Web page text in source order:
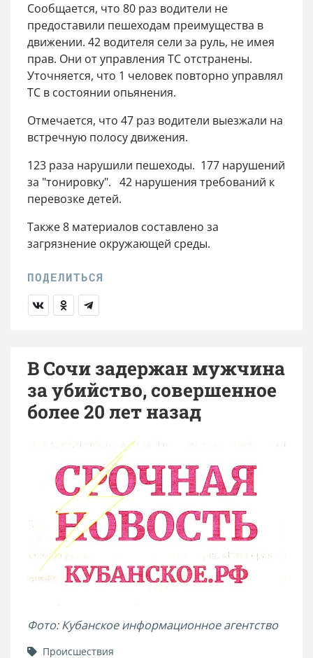
Сообщается, что 80 раз водители не
предоставили пешеходам преимущества в
движении. 42 водителя сели за руль, не имея
прав. Они от управления ТС отстранены.
Уточняется, что 1 человек повторно управлял
ТС в состоянии опьянения.
Отмечается, что 47 раз водители выезжали на
встречную полосу движения.
123 раза нарушили пешеходы. 177 нарушений
за "тонировку". 42 нарушения требований к
перевозке детей.
Также 8 материалов составлено за
загрязнение окружающей среды.
В Сочи задержан мужчина
за убийство, совершенное
более 20 лет назад
Фото: Кубанское информационное агентство
Происшествия